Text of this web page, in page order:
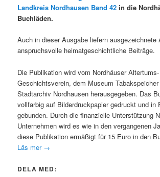
Landkreis Nordhausen Band 42 in die
Buchläden.
Auch in dieser Ausgabe liefern ausgezeichnete
anspruchsvolle heimatgeschichtliche Beiträge.
Die Publikation wird vom Nordhäuser
Geschichtsverein, dem Museum Tabakspeicher
Stadtarchiv Nordhausen herausgegeben. Das
vollfarbig auf Bilderdruckpapier gedruckt und in
gebunden. Durch die finanzielle Unterstützung
Unternehmen wird es wie in den vergangenen
diese Publikation ermäßigt für 15 Euro in den
Läs mer →
DELA MED: